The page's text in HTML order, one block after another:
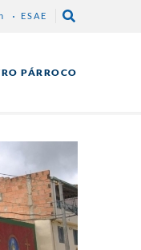
ESAE
PÁRROCO